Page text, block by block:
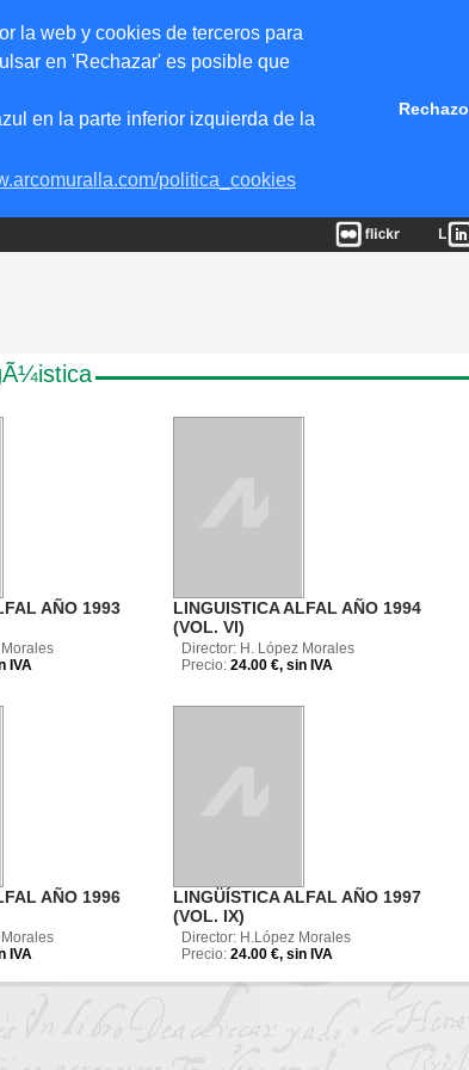
la web y cookies de terceros para
en 'Rechazar' es posible que
en la parte inferior izquierda de la
politica_cookies
Rechazo
AÑO 1993
IVA
LINGUISTICA ALFAL AÑO 1994
(VOL. VI)
Director: H. López Morales
Precio: 24.00 €, sin IVA
AÑO 1996
IVA
LINGÜÍSTICA ALFAL AÑO 1997
(VOL. IX)
Director: H.López Morales
Precio: 24.00 €, sin IVA